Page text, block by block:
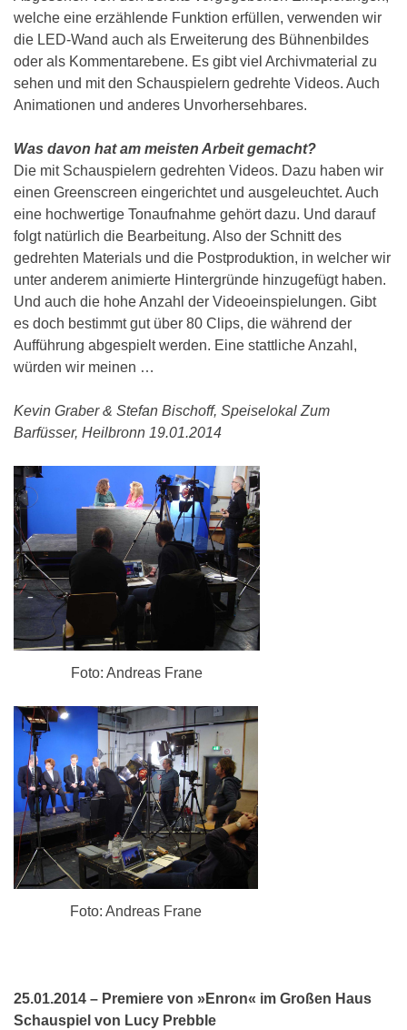
welche eine erzählende Funktion erfüllen, verwenden wir
die LED-Wand auch als Erweiterung des Bühnenbildes
oder als Kommentarebene. Es gibt viel Archivmaterial zu
sehen und mit den Schauspielern gedrehte Videos. Auch
Animationen und anderes Unvorhersehbares.
Was davon hat am meisten Arbeit gemacht?
Die mit Schauspielern gedrehten Videos. Dazu haben wir
einen Greenscreen eingerichtet und ausgeleuchtet. Auch
eine hochwertige Tonaufnahme gehört dazu. Und darauf
folgt natürlich die Bearbeitung. Also der Schnitt des
gedrehten Materials und die Postproduktion, in welcher wir
unter anderem animierte Hintergründe hinzugefügt haben.
Und auch die hohe Anzahl der Videoeinspielungen. Gibt
es doch bestimmt gut über 80 Clips, die während der
Aufführung abgespielt werden. Eine stattliche Anzahl,
würden wir meinen …
Kevin Graber & Stefan Bischoff, Speiselokal Zum
Barfüsser, Heilbronn 19.01.2014
Foto: Andreas Frane
Foto: Andreas Frane
25.01.2014 – Premiere von »Enron« im Großen Haus
Schauspiel von Lucy Prebble